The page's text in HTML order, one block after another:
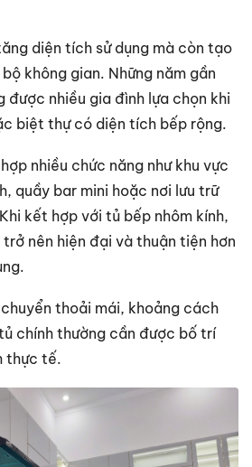
diện tích sử dụng mà còn tạo
không gian. Những năm gần
được nhiều gia đình lựa chọn khi
biệt thự có diện tích bếp rộng.
nhiều chức năng như khu vực
quầy bar mini hoặc nơi lưu trữ
kết hợp với tủ bếp nhôm kính,
nên hiện đại và thuận tiện hơn
thoải mái, khoảng cách
chính thường cần được bố trí
thực tế.